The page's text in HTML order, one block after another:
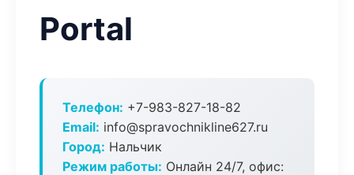
Portal
Телефон: +7-983-827-18-82
Email: info@spravochnikline627.ru
Город: Нальчик
Режим работы: Онлайн 24/7, офис: